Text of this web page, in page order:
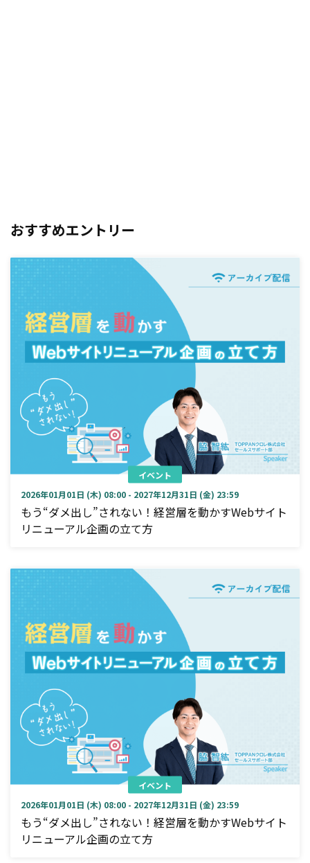
おすすめエントリー
イベント
2026年01月01日 (木) 08:00 - 2027年12月31日 (金) 23:59
もう“ダメ出し”されない！経営層を動かすWebサイト
リニューアル企画の立て方
イベント
2026年01月01日 (木) 08:00 - 2027年12月31日 (金) 23:59
もう“ダメ出し”されない！経営層を動かすWebサイト
リニューアル企画の立て方